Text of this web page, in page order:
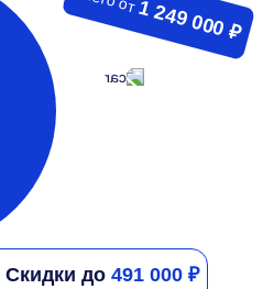
1 249 000 ₽
Скидки до 491 000 ₽